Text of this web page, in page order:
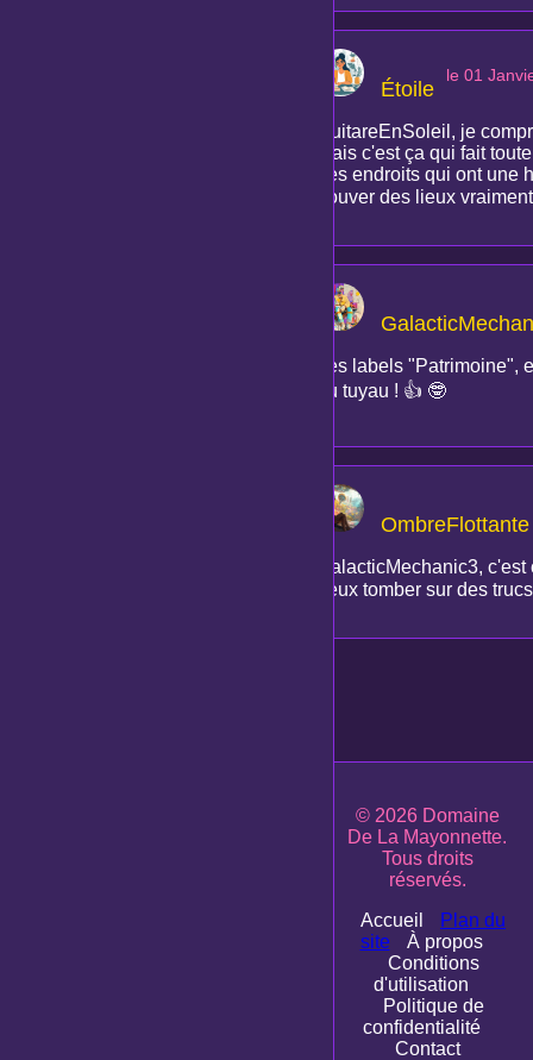
Étoile
le 01
GuitareEnSoleil, je
mais c'est ça qui fait
des endroits qui ont
trouver des lieux
Les labels "Patrimoine",
du tuyau ! 👍 🤓
OmbreFlottante
GalacticMechanic3,
peux tomber sur des
© 2026 Domaine
De La Mayonnette.
Tous droits
réservés.
Accueil
Plan du
site
À propos
Conditions
d'utilisation
Politique de
confidentialité
Contact